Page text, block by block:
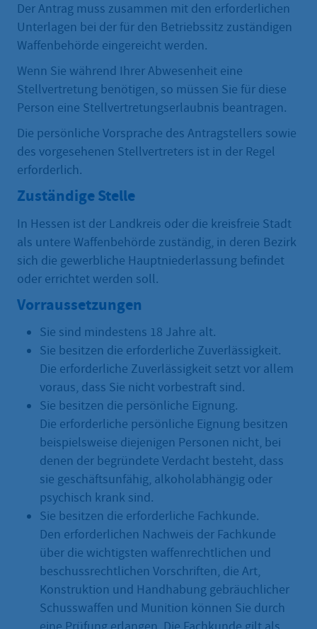
Der Antrag muss zusammen mit den erforderlichen
Unterlagen bei der für den Betriebssitz zuständigen
Waffenbehörde eingereicht werden.
Wenn Sie während Ihrer Abwesenheit eine
Stellvertretung benötigen, so müssen Sie für diese
Person eine Stellvertretungserlaubnis beantragen.
Die persönliche Vorsprache des Antragstellers sowie
des vorgesehenen Stellvertreters ist in der Regel
erforderlich.
Zuständige Stelle
In Hessen ist der Landkreis oder die kreisfreie Stadt
als untere Waffenbehörde zuständig, in deren Bezirk
sich die gewerbliche Hauptniederlassung befindet
oder errichtet werden soll.
Vorraussetzungen
Sie sind mindestens 18 Jahre alt.
Sie besitzen die erforderliche Zuverlässigkeit.
Die erforderliche Zuverlässigkeit setzt vor allem
voraus, dass Sie nicht vorbestraft sind.
Sie besitzen die persönliche Eignung.
Die erforderliche persönliche Eignung besitzen
beispielsweise diejenigen Personen nicht, bei
denen der begründete Verdacht besteht, dass
sie geschäftsunfähig, alkoholabhängig oder
psychisch krank sind.
Sie besitzen die erforderliche Fachkunde.
Den erforderlichen Nachweis der Fachkunde
über die wichtigsten waffenrechtlichen und
beschussrechtlichen Vorschriften, die Art,
Konstruktion und Handhabung gebräuchlicher
Schusswaffen und Munition können Sie durch